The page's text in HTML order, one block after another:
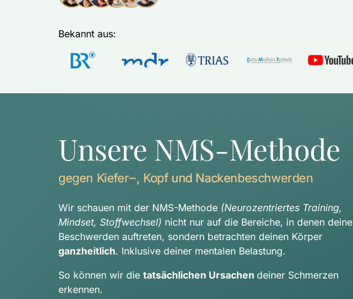
Bekannt aus:
Unsere NMS-Methode
gegen Kiefer‒, Kopf und Nackenbeschwerden
Wir schauen mit der NMS-Methode (Neurozentriertes Training,
Mindset, Stoffwechsel) nicht nur auf die Bereiche, in denen deine
ganzheitlich. Inklusive deiner mentalen Belastung.
So können wir die tatsächlichen Ursachen deiner Schmerzen
erkennen.